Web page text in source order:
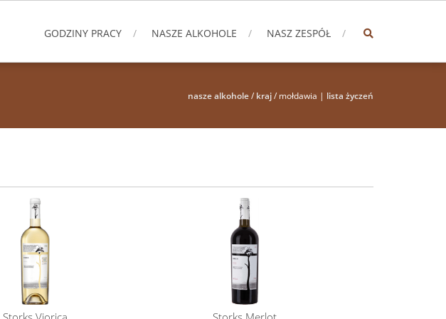
GODZINY PRACY NASZE ALKOHOLE NASZ ZESPÓŁ
nasze alkohole/ kraj/ mołdawia | lista życzeń